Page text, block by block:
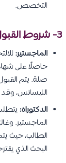
التخصص.
3- شروط القبول في درجات الماجستير والدكتوراه:
الماجستير:
حاصلًا على
صلة. يتم
الليسانس، وقد
الدكتوراه:
الماجستير.
الطالب، حيث
البحث الذي